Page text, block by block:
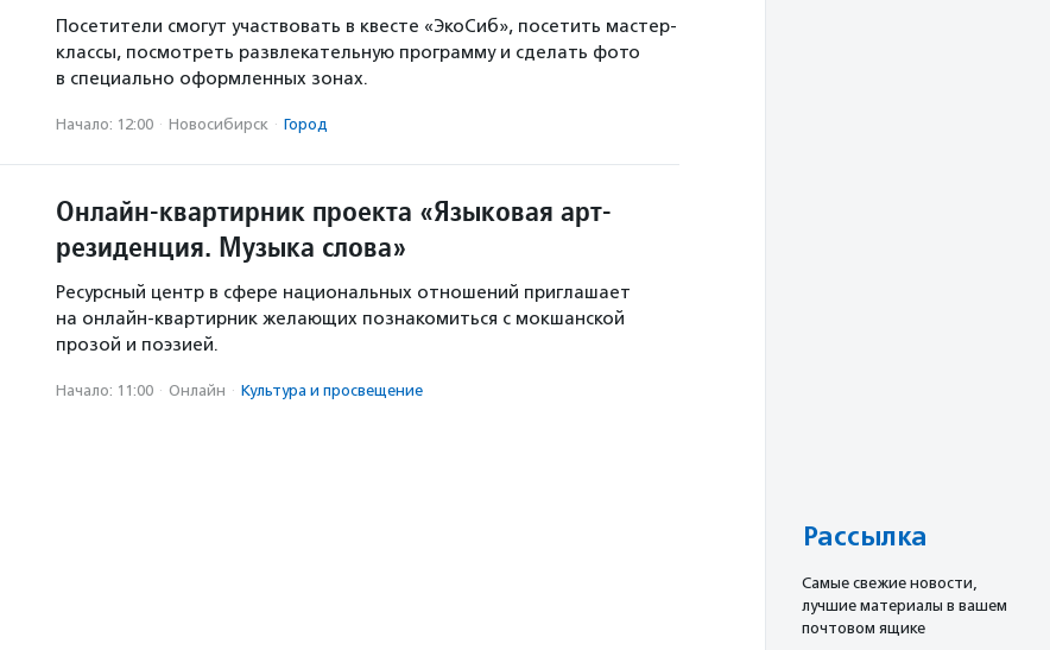
Посетители смогут участвовать в квесте «ЭкоСиб», посетить мастер-
классы, посмотреть развлекательную программу и сделать фото
в специально оформленных зонах.
Начало: 12:00 · Новосибирск · Город
Онлайн-квартирник проекта «Языковая арт-
резиденция. Музыка слова»
Ресурсный центр в сфере национальных отношений приглашает
на онлайн-квартирник желающих познакомиться с мокшанской
прозой и поэзией.
Начало: 11:00 · Онлайн · Культура и просвещение
Рассылка
Cамые свежие новости,
лучшие материалы в вашем
почтовом ящике